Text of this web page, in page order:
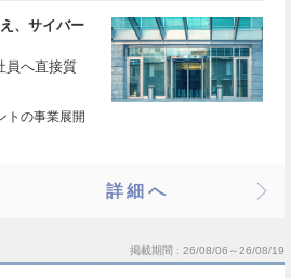
、サイバー
員へ直接質
トの事業展開
詳細へ
掲載期間 26/08/06～26/08/19